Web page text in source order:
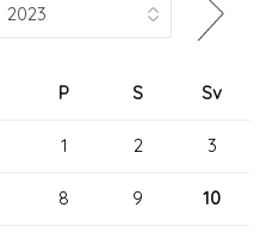
P S Sv
1 2 3
8 9 10